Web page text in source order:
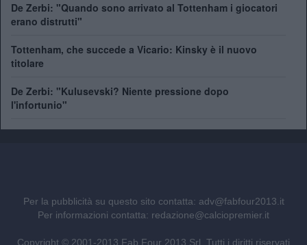
De Zerbi: "Quando sono arrivato al Tottenham i giocatori
erano distrutti"
Tottenham, che succede a Vicario: Kinsky è il nuovo
titolare
De Zerbi: "Kulusevski? Niente pressione dopo
l'infortunio"
Per la pubblicità su questo sito contatta: adv@fabfour2013.it
Per informazioni contatta: redazione@calciopremier.it
Copyright © 2001-2013 Fab Four 2013 Srl. Tutti i diritti riservati